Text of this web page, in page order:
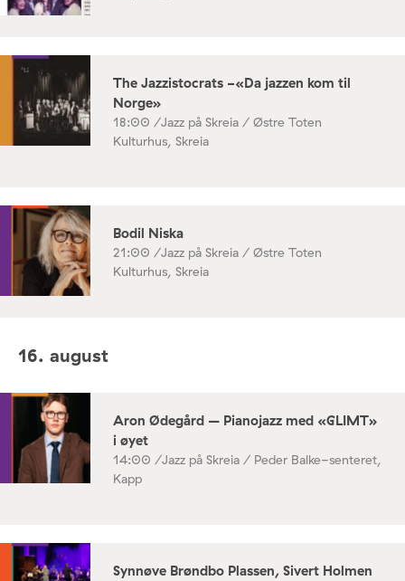
The Jazzistocrats -«Da jazzen kom til
Norge»
18:00 /Jazz på Skreia / Østre Toten
Kulturhus, Skreia
Bodil Niska
21:00 /Jazz på Skreia / Østre Toten
Kulturhus, Skreia
16. august
Aron Ødegård – Pianojazz med «GLIMT»
i øyet
14:00 /Jazz på Skreia / Peder Balke-senteret,
Kapp
Synnøve Brøndbo Plassen, Sivert Holmen